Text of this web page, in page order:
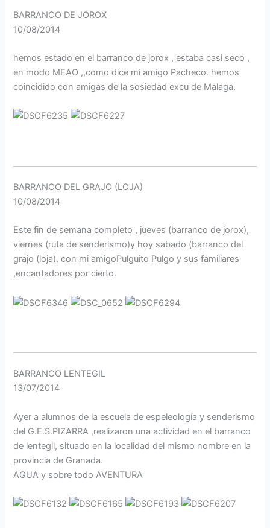
BARRANCO DE JOROX
10/08/2014
hemos estado en el barranco de jorox , estaba casi seco ,
en modo MEAO ,,como dice mi amigo Pacheco. hemos
coincidido con amigas de la sosiedad excu de Malaga.
BARRANCO DEL GRAJO (LOJA)
10/08/2014
Este fin de semana completo , jueves (barranco de jorox),
viernes (ruta de senderismo)y hoy sabado (barranco del
grajo (loja), con mi amigoPulguito Pulgo y sus familiares
,encantadores por cierto.
BARRANCO LENTEGIL
13/07/2014
Ayer a alumnos de la escuela de espeleología y senderismo
del G.E.S.PIZARRA ,realizaron una actividad en el barranco
de lentegil, situado en la localidad del mismo nombre en la
provincia de Granada.
AGUA y sobre todo AVENTURA